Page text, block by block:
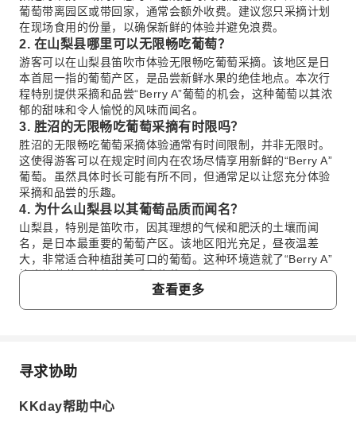
葡萄带离园区或带回家，通常会额外收费。建议您只采摘计划
在现场食用的份量，以确保新鲜的体验并避免浪费。
2. 在山梨县哪里可以无限畅吃葡萄？
游客可以在山梨县笛吹市体验无限畅吃葡萄采摘。该地区是日
本首屈一指的葡萄产区，是品尝新鲜水果的绝佳地点。本次行
程特别提供采摘和品尝“Berry A”葡萄的机会，这种葡萄以其浓
郁的甜味和令人愉悦的风味而闻名。
3. 胜沼的无限畅吃葡萄采摘有时限吗？
胜沼的无限畅吃葡萄采摘体验通常有时间限制，并非无限时。
这使得游客可以在规定时间内在农场尽情享用新鲜的“Berry A”
葡萄。虽然具体时长可能有所不同，但通常足以让您充分体验
采摘和品尝的乐趣。
4. 为什么山梨县以其葡萄品质而闻名？
山梨县，特别是笛吹市，因其理想的气候和肥沃的土壤而闻
名，是日本最重要的葡萄产区。该地区阳光充足，昼夜温差
大，非常适合种植甜美可口的葡萄。这种环境造就了“Berry A”
等当地葡萄品种的高品质和绝佳风味。
5. 包含葡萄采摘的山梨一日游包含哪些景点？
山梨一日游包含多项精彩景点。您将体验无限畅吃“Berry A”葡
6. 包含葡萄采摘的山梨一日游从哪些城市出发？
发。这些便利的出发点让居住在东京都市区不同地区的旅客都
查看更多
常问问题
寻求协助
KKday帮助中心